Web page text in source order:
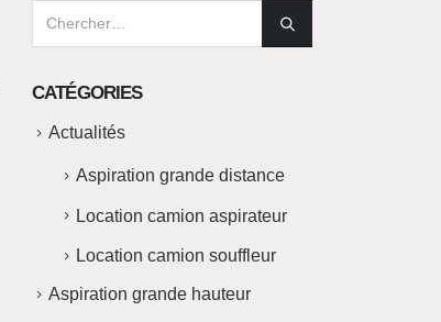
CATÉGORIES
Actualités
Aspiration grande distance
Location camion aspirateur
Location camion souffleur
Aspiration grande hauteur